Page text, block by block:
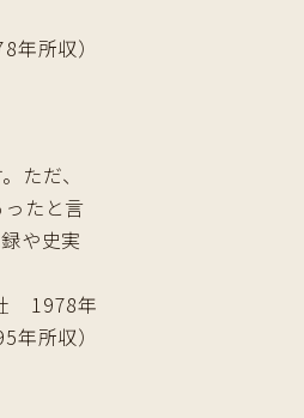
所収）
ただ、
たと言
や史実
1978年
所収）